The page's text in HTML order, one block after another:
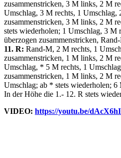
zusammenstricken, 3 M links, 2 M
Umschlag, 3 M rechts, 1 Umschlag,
zusammenstricken, 3 M links, 2 M
stets wiederholen; 1 Umschlag, 3 M
überzogen zusammenstricken,
11. R: Rand-M, 2 M rechts, 1
zusammenstricken, 1 M links, 2 M
Umschlag, * 5 M rechts, 1
zusammenstricken, 1 M links, 2 M
Umschlag; ab * stets wiederholen; 6
In der Höhe die 1.- 12. R stets
VIDEO: https://youtu.be/